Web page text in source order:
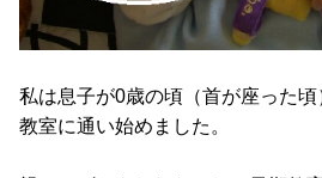
私は息子が0歳の頃（首が座った
教室に通い始めました。